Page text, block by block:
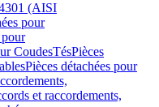
(AISI
pour
pour
CoudesTésPièces
Pièces détachées pour
et raccordements,